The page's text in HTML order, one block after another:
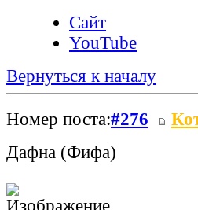
Сайт
YouTube
Вернуться к началу
Номер поста:#276
Дафна (Фифа)